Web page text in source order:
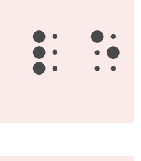
l e